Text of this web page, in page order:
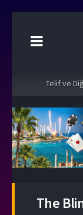
Telif ve
The